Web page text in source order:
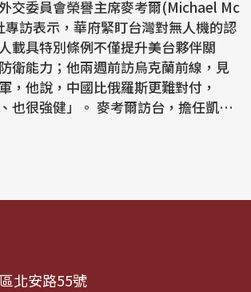
交委員會榮譽主席麥考爾(Michael Mc
訪表示，華府緊盯台灣對無人機的認
載具特別條例不僅提升美台夥伴關
衛能力；他兩週前訪烏克蘭前線，見
，他說，中國比俄羅斯更難對付，
。 麥考爾訪台，擔任凱達
北安路55號